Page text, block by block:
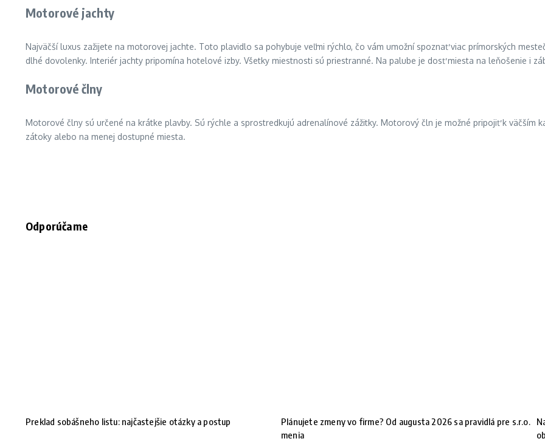
Motorové jachty
Najväčší luxus zažijete na motorovej jachte. Toto plavidlo sa pohybuje veľmi rýchlo, čo vám umožní spoznať viac prímorských
dlhé dovolenky. Interiér jachty pripomína hotelové izby. Všetky miestnosti sú priestranné. Na palube je dosť miesta na leňošenie i
Motorové člny
Motorové člny sú určené na krátke plavby. Sú rýchle a sprostredkujú adrenalínové zážitky. Motorový čln je možné pripojiť k väčším
zátoky alebo na menej dostupné miesta.
Odporúčame
Preklad sobášneho listu: najčastejšie otázky a postup
Plánujete zmeny vo firme? Od augusta 2026 sa pravidlá pre s.r.o.
menia